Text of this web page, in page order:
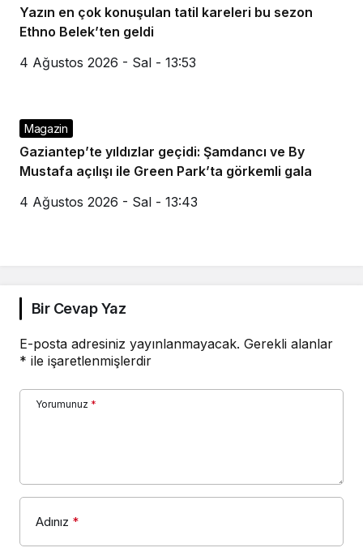
Yazın en çok konuşulan tatil kareleri bu sezon
Ethno Belek’ten geldi
4 Ağustos 2026 - Sal - 13:53
Magazin
Gaziantep’te yıldızlar geçidi: Şamdancı ve By
Mustafa açılışı ile Green Park’ta görkemli gala
4 Ağustos 2026 - Sal - 13:43
Bir Cevap Yaz
E-posta adresiniz yayınlanmayacak. Gerekli alanlar
* ile işaretlenmişlerdir
Yorumunuz *
Adınız *